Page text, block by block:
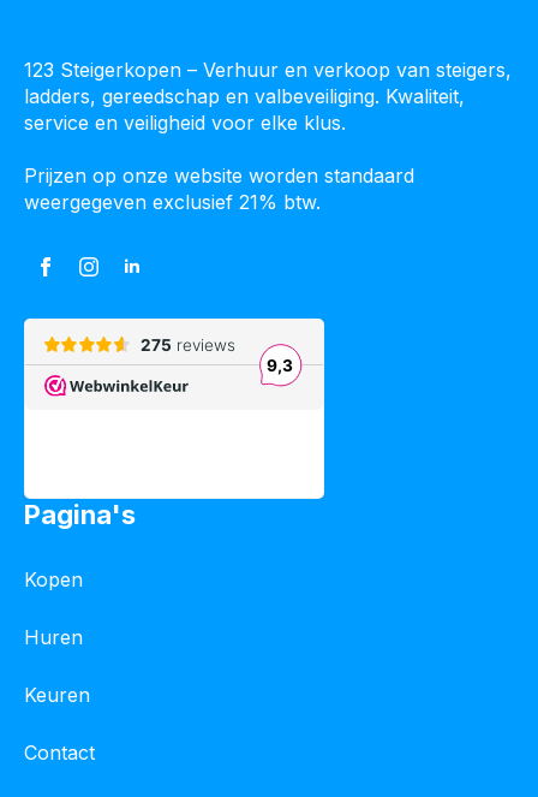
123 Steigerkopen – Verhuur en verkoop van steigers,
ladders, gereedschap en valbeveiliging. Kwaliteit,
service en veiligheid voor elke klus.
Prijzen op onze website worden standaard
weergegeven exclusief 21% btw.
Pagina's
Kopen
Huren
Keuren
Contact